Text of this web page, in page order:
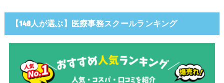
【148人が選ぶ】医療事務スクールランキング